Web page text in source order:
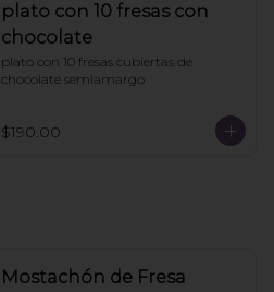
plato con 10 fresas con
chocolate
plato con 10 fresas cubiertas de
chocolate semiamargo
$190.00
Mostachón de Fresa